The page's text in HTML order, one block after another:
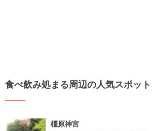
食べ飲み処まる周辺の人気スポット
橿原神宮